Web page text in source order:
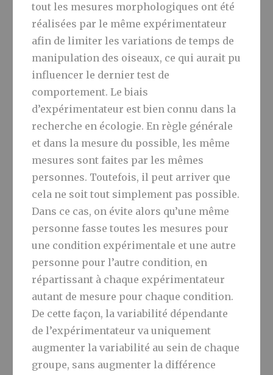
tout les mesures morphologiques ont été
réalisées par le même expérimentateur
afin de limiter les variations de temps de
manipulation des oiseaux, ce qui aurait pu
influencer le dernier test de
comportement. Le biais
d’expérimentateur est bien connu dans la
recherche en écologie. En règle générale
et dans la mesure du possible, les même
mesures sont faites par les mêmes
personnes. Toutefois, il peut arriver que
cela ne soit tout simplement pas possible.
Dans ce cas, on évite alors qu’une même
personne fasse toutes les mesures pour
une condition expérimentale et une autre
personne pour l’autre condition, en
répartissant à chaque expérimentateur
autant de mesure pour chaque condition.
De cette façon, la variabilité dépendante
de l’expérimentateur va uniquement
augmenter la variabilité au sein de chaque
groupe, sans augmenter la différence